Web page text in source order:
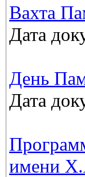
Вахта
Дата
День
Дата
имени